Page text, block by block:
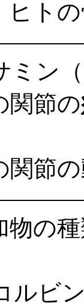
ヒト
ミン
関節の
関節
物
ルビ